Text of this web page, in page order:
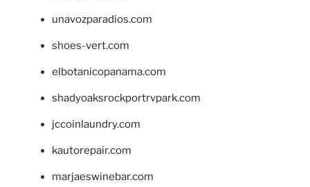
unavozparadios.com
shoes-vert.com
elbotanicopanama.com
shadyoaksrockportrvpark.com
jccoinlaundry.com
kautorepair.com
marjaeswinebar.com